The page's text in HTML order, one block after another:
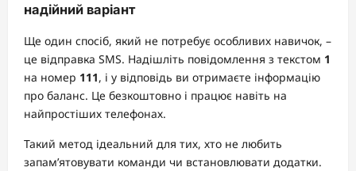
надійний варіант
Ще один спосіб, який не потребує особливих навичок, –
це відправка SMS. Надішліть повідомлення з текстом 1
на номер 111, і у відповідь ви отримаєте інформацію
про баланс. Це безкоштовно і працює навіть на
найпростіших телефонах.
Такий метод ідеальний для тих, хто не любить
запам’ятовувати команди чи встановлювати додатки.